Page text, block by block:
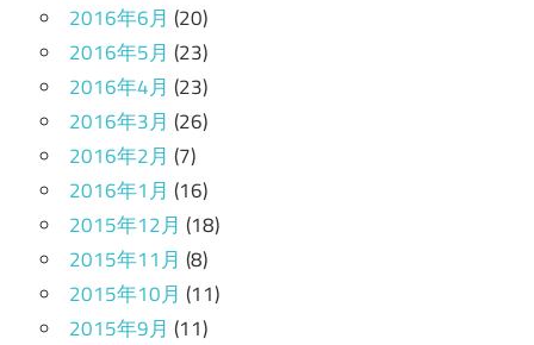
2016年6月 (20)
2016年5月 (23)
2016年4月 (23)
2016年3月 (26)
2016年2月 (7)
2016年1月 (16)
2015年12月 (18)
2015年11月 (8)
2015年10月 (11)
2015年9月 (11)